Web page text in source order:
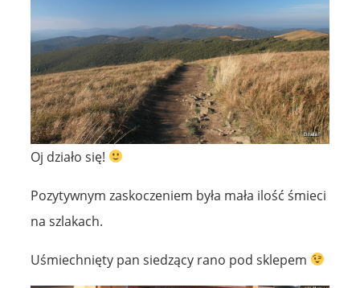
Oj działo się!
Pozytywnym zaskoczeniem była mała ilość śmieci
na szlakach.
Uśmiechnięty pan siedzący rano pod sklepem